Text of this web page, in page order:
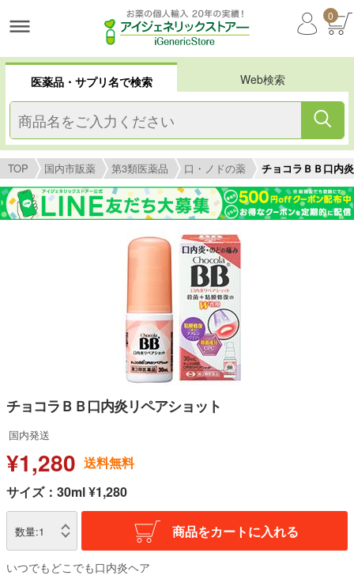
0
医薬品・サプリ名で検索 Web検索
TOP 国内市販薬 第3類医薬品 口・ノドの薬 チョコラＢＢ口内
チョコラＢＢ口内炎リペアショット
国内発送
¥1,280 送料無料
サイズ：30ml ¥1,280
数量:1 商品をカートに入れる
いつでもどこでも口内炎ヘア